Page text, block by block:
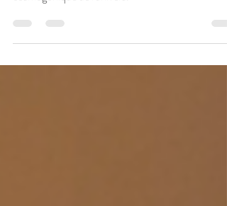
concept universel qui représente le fonctionnement